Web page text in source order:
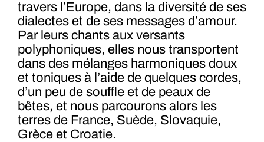
travers l’Europe, dans la diversité de ses
dialectes et de ses messages d’amour.
Par leurs chants aux versants
polyphoniques, elles nous transportent
dans des mélanges harmoniques doux
et toniques à l’aide de quelques cordes,
d’un peu de souffle et de peaux de
bêtes, et nous parcourons alors les
terres de France, Suède, Slovaquie,
Grèce et Croatie.